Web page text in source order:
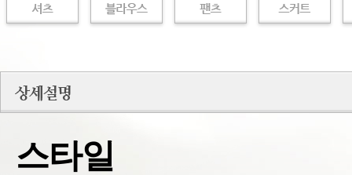
스타일